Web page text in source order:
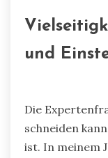
und
Die
schneiden
ist. In meinem